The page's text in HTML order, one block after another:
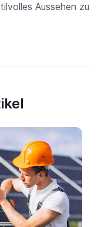
Aussehen zu